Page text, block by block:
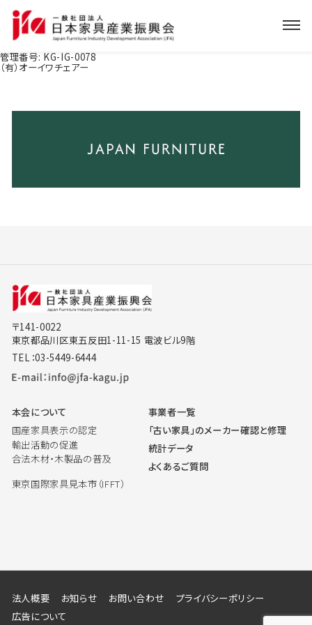
管理番号: KG-IG-0078
（有）オーイワチェアー
〒141-0022
東京都品川区東五反田1-11-15 電波ビル9階
TEL：03-5449-6444
本会について
国産家具表示の認定
輸出活動の促進
合法木材・木製品の普及
東京国際家具見本市（IFFT）
事業者一覧
「古い家具」のメーカー確認と修理
統計データ
よくあるご質問
法人概要 お知らせ お問い合わせ
プライバシーポリシー
広告について